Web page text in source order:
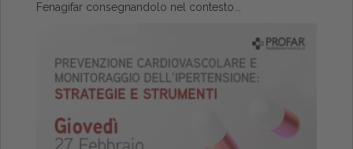
Fenagifar consegnandolo nel contesto...